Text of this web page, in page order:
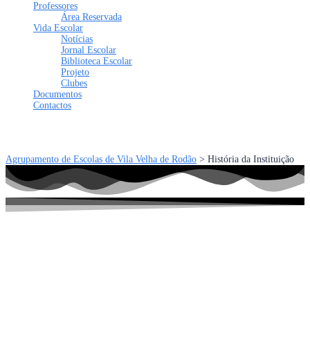
Professores
Área Reservada
Vida Escolar
Notícias
Jornal Escolar
Biblioteca Escolar
Projeto
Clubes
Documentos
Contactos
Agrupamento de Escolas de Vila Velha de Rodão > História da Instituição